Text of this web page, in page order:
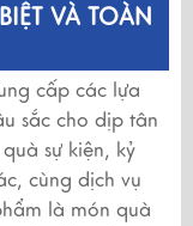
VÀ TOÀN
cấp các lựa
sắc cho dịp tân
sự kiện, kỷ
cùng dịch vụ
là món quà